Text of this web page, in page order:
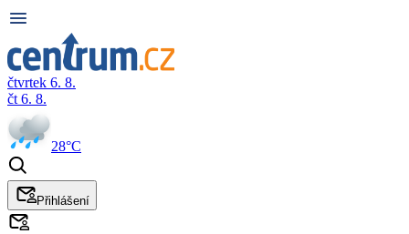
čtvrtek 6. 8.
čt 6. 8.
28°C
Přihlášení